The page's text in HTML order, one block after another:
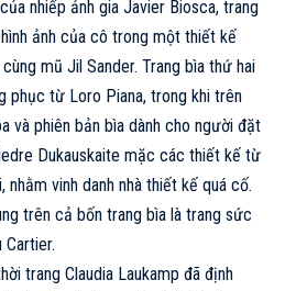
nhiếp ảnh gia Javier Biosca, trang
ảnh của cô trong một thiết kế
mũ Jil Sander. Trang bìa thứ hai
phục từ Loro Piana, trong khi trên
và phiên bản bìa dành cho người đặt
Dukauskaite mặc các thiết kế từ
, nhằm vinh danh nhà thiết kế quá cố.
trên cả bốn trang bìa là trang sức
trang Claudia Laukamp đã định